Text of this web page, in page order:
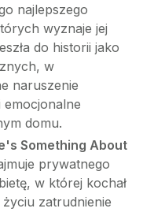
najlepszego
wyznaje jej
do historii jako
w
naruszenie
domu.
Something About
prywatnego
w której kochał
zatrudnienie